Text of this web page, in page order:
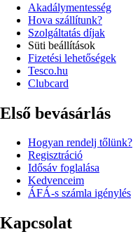
Akadálymentesség
Hova szállítunk?
Szolgáltatás díjak
Süti beállítások
Fizetési lehetőségek
Tesco.hu
Clubcard
Első bevásárlás
Hogyan rendelj tőlünk?
Regisztráció
Idősáv foglalása
Kedvenceim
ÁFÁ-s számla igénylés
Kapcsolat